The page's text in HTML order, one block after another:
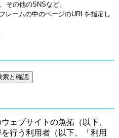
その他のSNSなど。
レームの中のページのURLを指定し
ェブサイトの魚拓（以下、
行う利用者（以下、「利用